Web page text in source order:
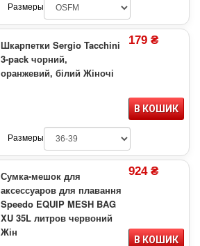
Размеры
Шкарпетки Sergio Tacchini
3-pack чорний,
оранжевий, білий Жіночі
179 ₴
В КОШИК
Размеры
Сумка-мешок для
аксессуаров для плавання
Speedo EQUIP MESH BAG
XU 35L литров червоний
Жін
924 ₴
В КОШИК